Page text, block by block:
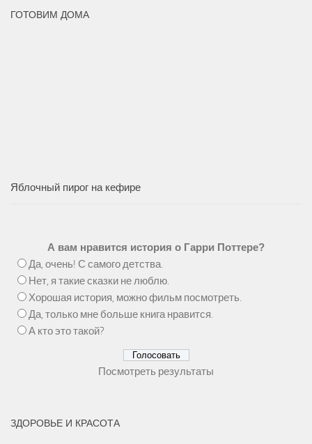
ГОТОВИМ ДОМА
Яблочный пирог на кефире
А вам нравится история о Гарри Поттере?
Да, очень! С самого детства.
Нет, я такие сказки не люблю.
Хорошая история, можно фильм посмотреть.
Да, только мне больше книга нравится.
А кто это такой?
Посмотреть результаты
ЗДОРОВЬЕ И КРАСОТА